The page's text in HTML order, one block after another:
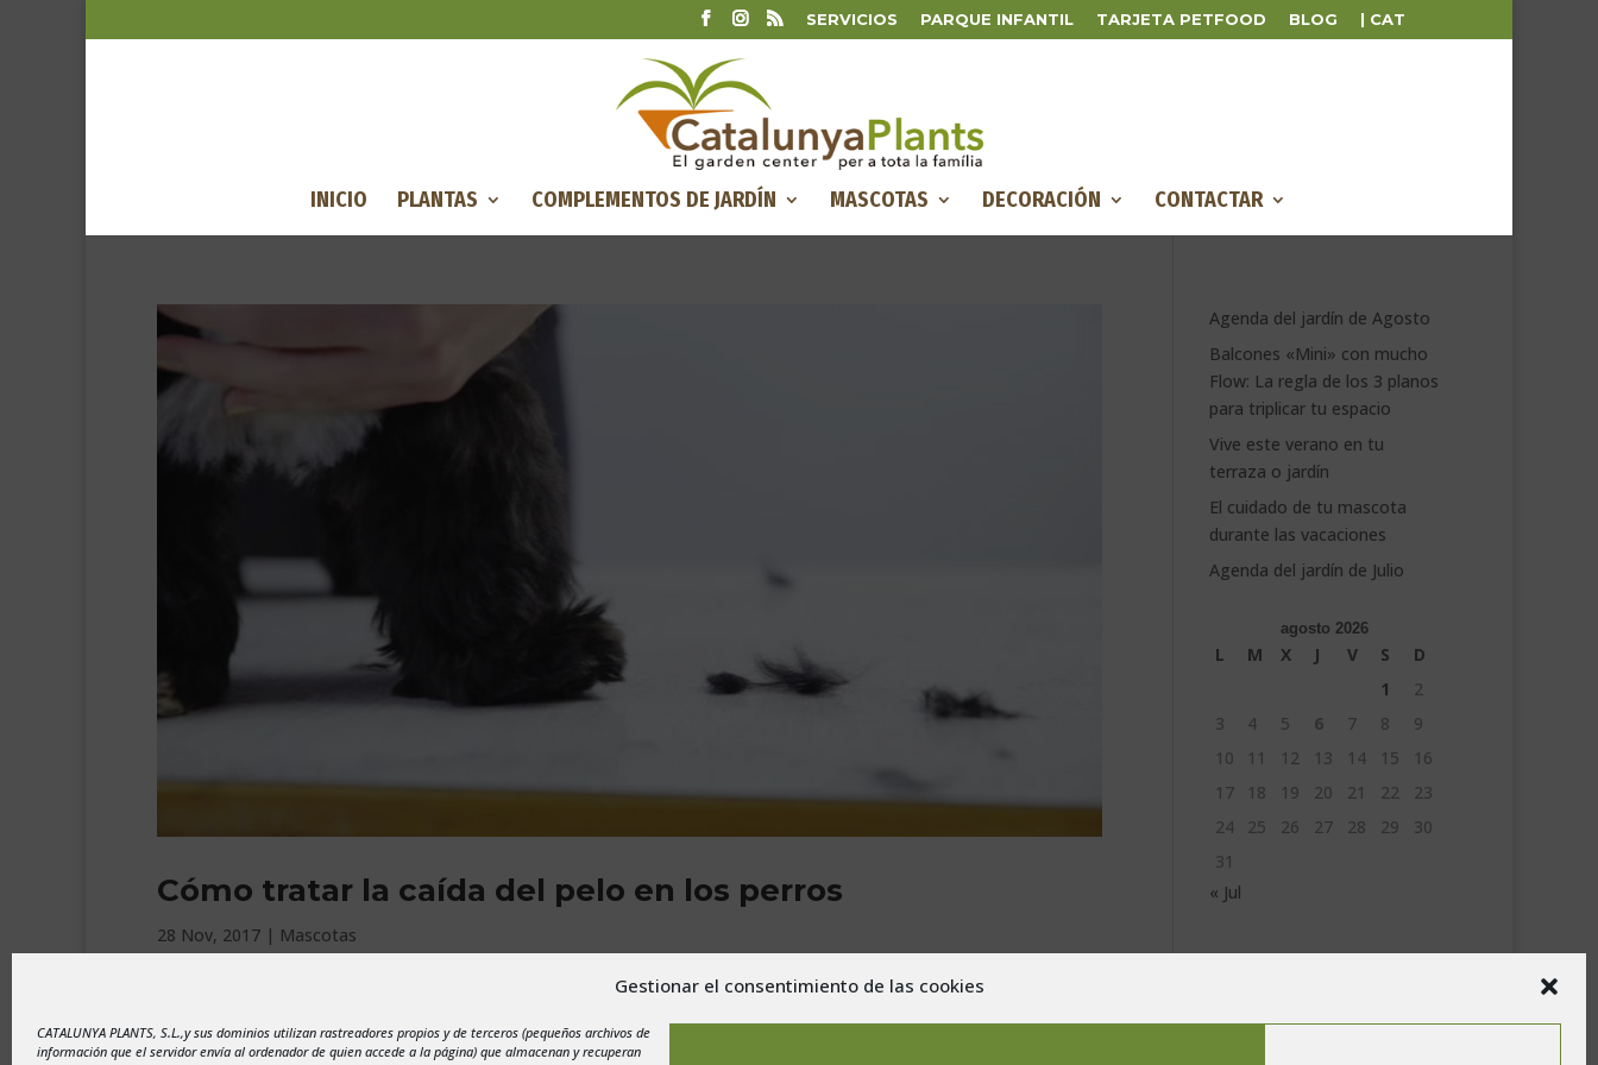
Gestionar el consentimiento de las cookies
CATALUNYA PLANTS, S.L.,y sus dominios utilizan rastreadores propios y de terceros (pequeños archivos de
información que el servidor envía al ordenador de quien accede a la página) que almacenan y recuperan
SERVICIOS PARQUE INFANTIL TARJETA PETFOOD BLOG | CAT
INICIO PLANTAS COMPLEMENTOS DE JARDÍN MASCOTAS DECORACIÓN CONTACTAR
Cómo tratar la caída del pelo en los perros
28 Nov, 2017 | Mascotas
Hay épocas del año en las que la caída del pelo de un perro es un proceso totalmente normal, de muda, y no tiene
muda normal de su pelo, podría ser un...
Agenda del jardín de Agosto
Balcones «Mini» con mucho
Flow: La regla de los 3 planos
para triplicar tu espacio
Vive este verano en tu
terraza o jardín
El cuidado de tu mascota
durante las vacaciones
Agenda del jardín de Julio
agosto 2026
L M X J V S
D
1
2
3
4 5 6 7 8
9
10
11 12 13 14 15
16
17
18 19 20 21 22
23
24
25 26 27 28 29
30
31
« Jul